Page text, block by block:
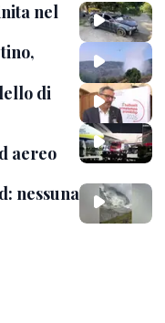
nel
di
aereo
nessuna